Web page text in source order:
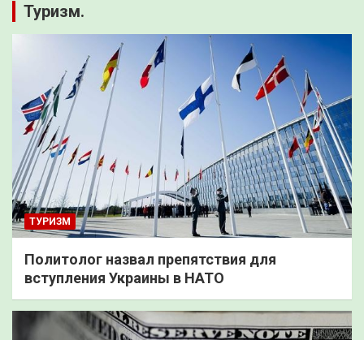
Туризм.
ТУРИЗМ
Политолог назвал препятствия для
вступления Украины в НАТО